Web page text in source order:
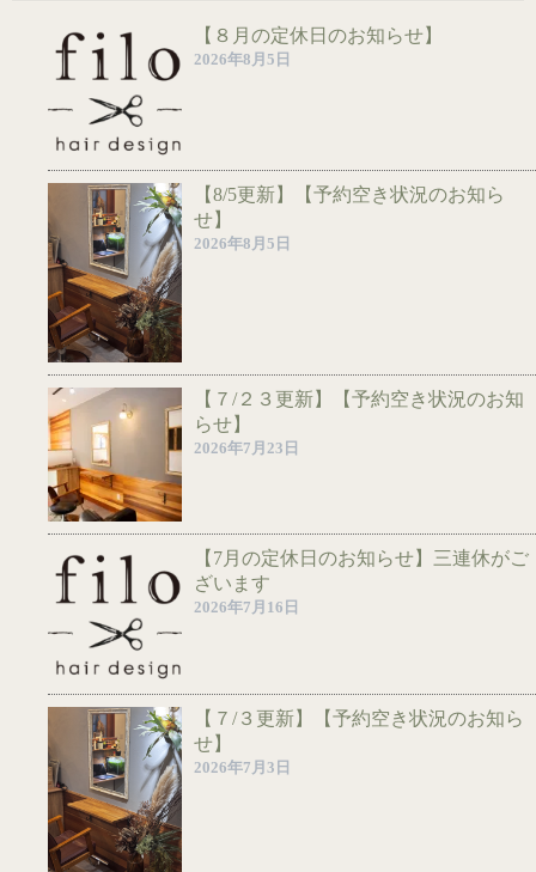
【８月の定休日のお知らせ】
2026年8月5日
【8/5更新】【予約空き状況のお知ら
せ】
2026年8月5日
【７/２３更新】【予約空き状況のお知
らせ】
2026年7月23日
【7月の定休日のお知らせ】三連休がご
ざいます
2026年7月16日
【７/３更新】【予約空き状況のお知ら
せ】
2026年7月3日